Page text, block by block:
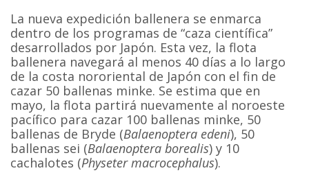
La nueva expedición ballenera se enmarca
dentro de los programas de “caza científica”
desarrollados por Japón. Esta vez, la flota
ballenera navegará al menos 40 días a lo largo
de la costa nororiental de Japón con el fin de
cazar 50 ballenas minke. Se estima que en
mayo, la flota partirá nuevamente al noroeste
pacífico para cazar 100 ballenas minke, 50
ballenas de Bryde (Balaenoptera edeni), 50
ballenas sei (Balaenoptera borealis) y 10
cachalotes (Physeter macrocephalus).